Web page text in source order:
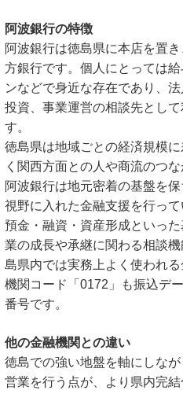
阿波銀行の特徴
阿波銀行は徳島県に本店を置
方銀行です。個人にとっては
ンなどで身近な存在であり、
投資、事業運営の相談先とし
す。
徳島県は地域ごとの経済規模
く関西方面との人や商流のつ
阿波銀行は地元密着の基盤を
視野に入れた金融支援を行って
預金・融資・資産形成といっ
業の成長や承継に関わる相談
島県内では実務上よく使われ
機関コード「0172」も振込デ
番号です。
他の金融機関との違い
徳島での強い地盤を軸にしな
営業を行う点が、より県内完